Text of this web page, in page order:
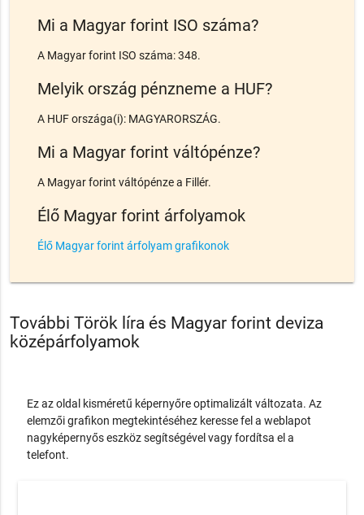
Mi a Magyar forint ISO száma?
A Magyar forint ISO száma: 348.
Melyik ország pénzneme a HUF?
A HUF országa(i): MAGYARORSZÁG.
Mi a Magyar forint váltópénze?
A Magyar forint váltópénze a Fillér.
Élő Magyar forint árfolyamok
Élő Magyar forint árfolyam grafikonok
További Török líra és Magyar forint deviza
középárfolyamok
Ez az oldal kisméretű képernyőre optimalizált változata. Az
elemzői grafikon megtekintéséhez keresse fel a weblapot
nagyképernyős eszköz segítségével vagy fordítsa el a
telefont.